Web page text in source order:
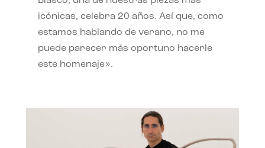
icónicas, celebra 20 años. Así que, como
estamos hablando de verano, no me
puede parecer más oportuno hacerle
este homenaje».